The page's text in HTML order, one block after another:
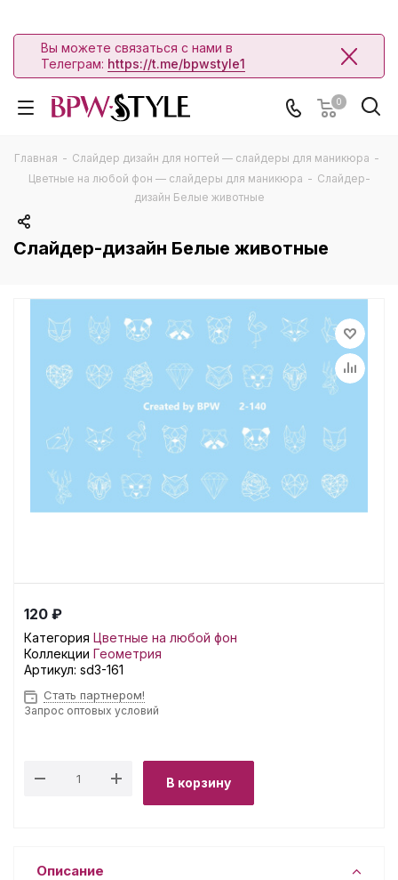
Вы можете связаться с нами в
Телеграм: https://t.me/bpwstyle1
0
Главная - Слайдер дизайн для ногтей — слайдеры для маникюра -
Цветные на любой фон — слайдеры для маникюра - Слайдер-
дизайн Белые животные
Слайдер-дизайн Белые животные
120 ₽
Категория Цветные на любой фон
Коллекции Геометрия
Артикул: sd3-161
Стать партнером!
Запрос оптовых условий
В корзину
Описание